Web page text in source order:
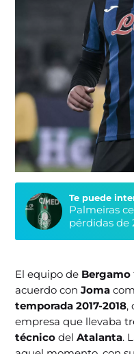
Te puede
Palmeiras
pérdidas de
El equipo de Bergamo
acuerdo conJoma
temporada 2017-2018,
empresa que llevaba
técnico delAtalanta.